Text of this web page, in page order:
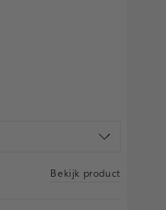
Bekijk product